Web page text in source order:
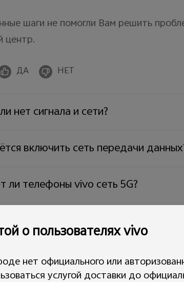
шаги не помогли Вам решить
центр.
ДА НЕТ
нет сигнала и сети?
включить сеть передачи
телефоны vivo сеть 5G?
использовать передачу данных
приложения не могут
о пользователях vivo
нет официального или
услугой доставки до